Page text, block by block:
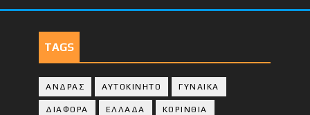
TAGS
ΑΝΔΡΑΣ ΑΥΤΟΚΙΝΗΤΟ ΓΥΝΑΙΚΑ
ΔΙΑΦΟΡΑ ΕΛΛΑΔΑ ΚΟΡΙΝΘΙΑ